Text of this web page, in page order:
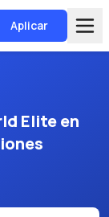
Aplicar
Elite en